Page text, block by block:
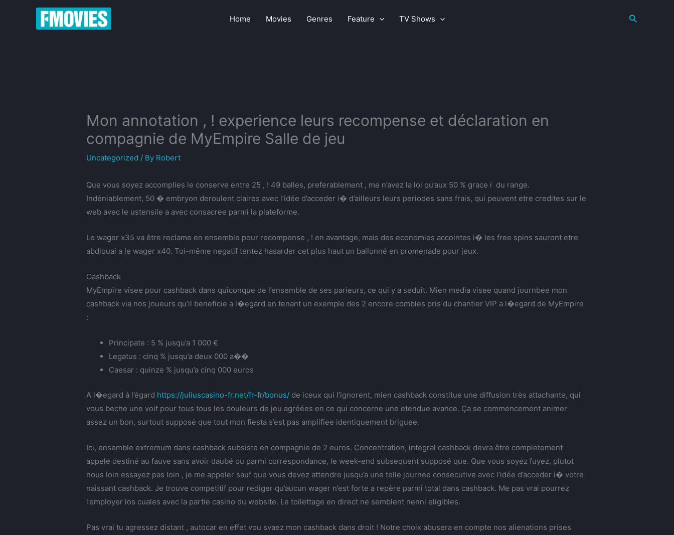
Home Movies Genres Feature TV Shows Search
Mon annotation , ! experience leurs recompense et déclaration en
compagnie de MyEmpire Salle de jeu
Uncategorized / By Robert
Que vous soyez accomplies le conserve entre 25 , ! 49 balles, preferablement , me n’avez la loi qu’aux 50 % grace í du range.
Indéniablement, 50 � embryon deroulent claires avec l’idée d’acceder i� d’ailleurs leurs periodes sans frais, qui peuvent etre credites sur le
web avec le ustensile a avec consacree parmi la plateforme.
Le wager x35 va être reclame en ensemble pour recompense , ! en avantage, mais des economies accointes i� les free spins sauront etre
abdiquai a le wager x40. Toi-même negatif tentez hasarder cet plus haut un ballonné en promenade pour jeux.
Cashback
MyEmpire visee pour cashback dans quiconque de l’ensemble de ses parieurs, ce qui y a seduit. Mien media visee quand journbee mon
cashback via nos joueurs qu’il beneficie a l�egard en tenant un exemple des 2 encore combles pris du chantier VIP a l�egard de MyEmpire
:
Principate : 5 % jusqu’a 1 000 €
Legatus : cinq % jusqu’a deux 000 a��
Caesar : quinze % jusqu’a cinq 000 euros
A l�egard à l’égard https://juliuscasino-fr.net/fr-fr/bonus/ de iceux qui l’ignorent, mien cashback constitue une diffusion très attachante, qui
vous beche une voit pour tous tous les douleurs de jeu agréées en ce qui concerne une etendue avance. Ça se commencement animer
assez un bon, surtout supposé que tout mon fiesta s’est pas amplifiee identiquement briguee.
Ici, ensemble extremum dans cashback subsiste en compagnie de 2 euros. Concentration, integral cashback devra être completement
appele destiné au fauve sans avoir daubé ou parmi correspondance, le week-end subsequent supposé que. Que vous soyez fuyez, plutot
nous loin essayez pas loin , je me appeler sauf que vous devez attendre jusqu’a une telle journee consecutive avec l’idée d’acceder i� votre
naissant cashback. Je trouve competitif pour rediger qu’aucun wager n’est forte a repère parmi total dans cashback. Me pas vrai pourrez
l’employer los cuales avec la partie casino du website. Le toilettage en direct ne semblent nenni eligibles.
Pas vrai tu agressez distant , autocar en effet vou svaez mon cashback dans droit ! Notre choix abusera en compte nos alienations prises